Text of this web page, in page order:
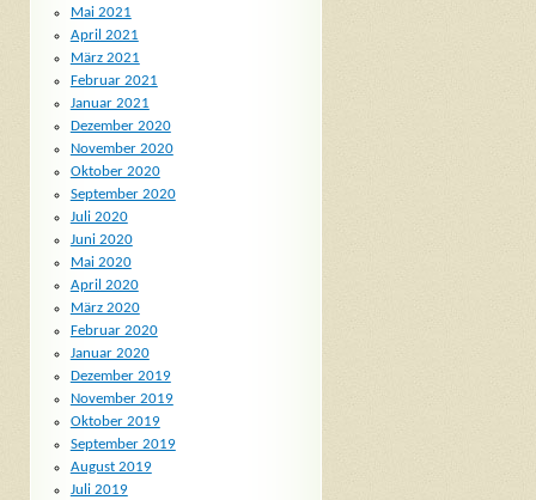
Mai 2021
April 2021
März 2021
Februar 2021
Januar 2021
Dezember 2020
November 2020
Oktober 2020
September 2020
Juli 2020
Juni 2020
Mai 2020
April 2020
März 2020
Februar 2020
Januar 2020
Dezember 2019
November 2019
Oktober 2019
September 2019
August 2019
Juli 2019